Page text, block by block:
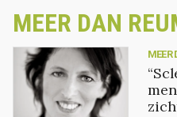
MEER DAN
MEER